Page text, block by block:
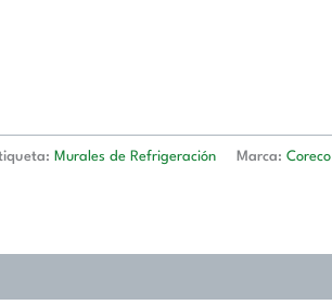
Murales de Refrigeración Marca:Coreco